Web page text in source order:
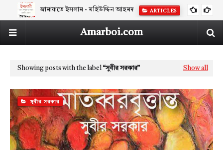
জামায়াতে ইসলাম - মহিউদ্দিন আহমদ ARTICLES
Amarboi.com
Showing posts with the label সুবীর সরকার Show all
সুবীর সরকার